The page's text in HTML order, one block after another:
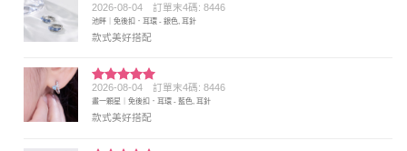
評分5滿
分 5
2026-08-04 訂單末4碼: 8446
池畔｜免後扣．耳環 - 銀色, 耳針
款式美好搭配
評分5 滿
分 5
2026-08-04 訂單末4碼: 8446
畫一顆星｜免後扣．耳環 - 藍色, 耳針
款式美好搭配